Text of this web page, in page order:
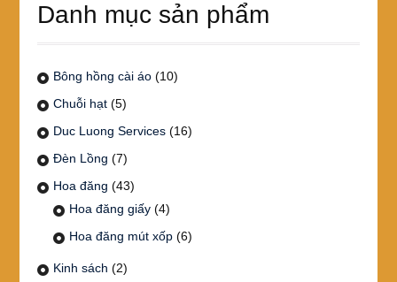
Danh mục sản phẩm
Bông hồng cài áo (10)
Chuỗi hạt (5)
Duc Luong Services (16)
Đèn Lồng (7)
Hoa đăng (43)
Hoa đăng giấy (4)
Hoa đăng mút xốp (6)
Kinh sách (2)